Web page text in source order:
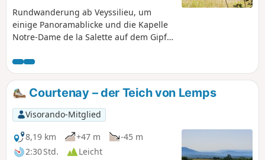
Rundwanderung ab Veyssilieu, um
einige Panoramablicke und die Kapelle
Notre-Dame de la Salette auf dem Gipfel
Hinweis: Diese Rundwanderung folgt
den auf dem großen Plan am
Straßenrand angegebenen Wegen, d.
h.: Cros de Lavan, Les Gorges, Frétignier,
Seuillere, Floutier und zurück nach
Veyssilieu.
Courtenay – der Teich von Lemps
Visorando-Mitglied
8,19 km
+47 m
-45 m
2:30 Std.
Leicht